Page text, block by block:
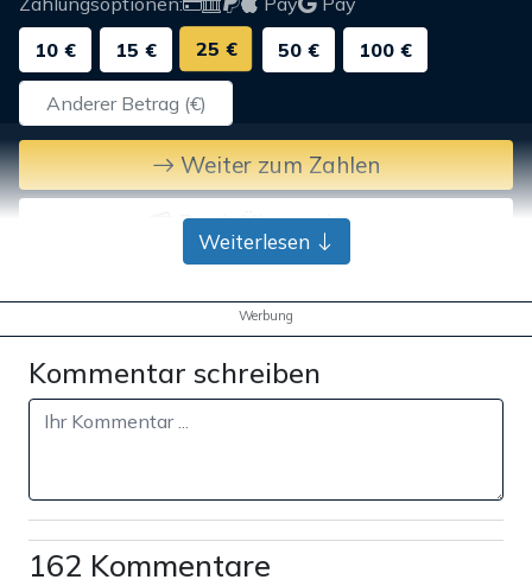
10 €
15 € 25 € 50 € 100 €
Weiter zum Zahlen
Bank-Überweisung
Weiterlesen
Werbung
Kommentar schreiben
162 Kommentare